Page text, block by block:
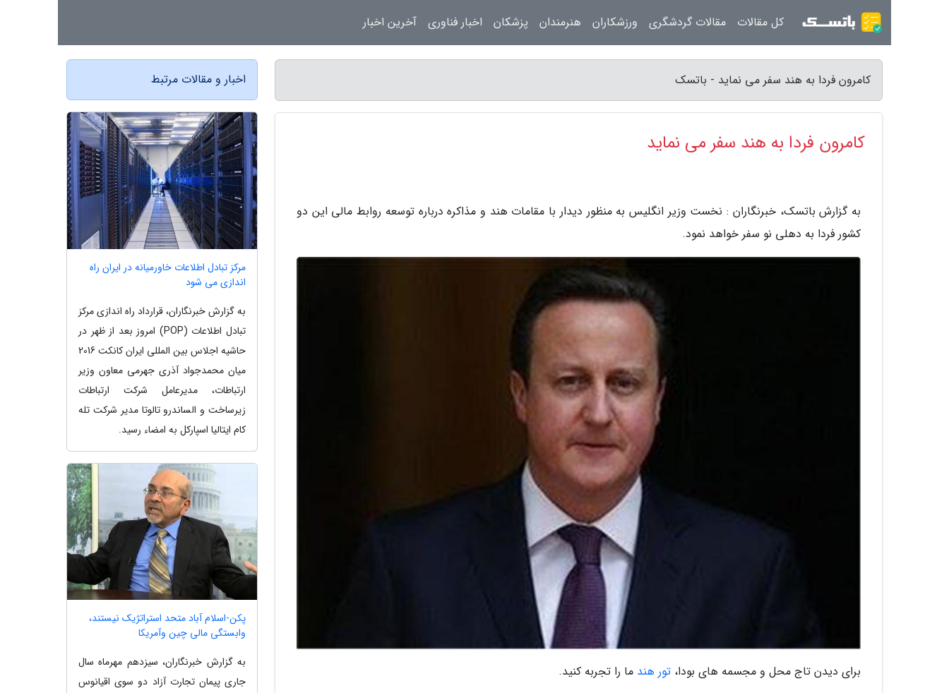
کامرون فردا به هند سفر می نماید - باتسک
کامرون فردا به هند سفر می نماید
به گزارش باتسک، خبرنگاران : نخست وزیر انگلیس به منظور دیدار با مقامات هند و مذاکره درباره توسعه روابط مالی این دو
کشور فردا به دهلی نو سفر خواهد نمود.
برای دیدن تاج محل و مجسمه های بودا، تور هند ما را تجربه کنید.
اخبار و مقالات مرتبط
مرکز تبادل اطلاعات خاورمیانه در ایران راه
اندازی می شود
به گزارش خبرنگاران، قرارداد راه اندازی مرکز
تبادل اطلاعات (POP) امروز بعد از ظهر در
حاشیه اجلاس بین المللی ایران کانکت 2016
میان محمدجواد آذری جهرمی معاون وزیر
ارتباطات، مدیرعامل شرکت ارتباطات
زیرساخت و الساندرو تالوتا مدیر شرکت تله
کام ایتالیا اسپارکل به امضاء رسید.
پکن-اسلام آباد متحد استراتژیک نیستند،
وابستگی مالی چین وآمریکا
به گزارش خبرنگاران، سیزدهم مهرماه سال
جاری پیمان تجارت آزاد دو سوی اقیانوس
کل مقالات مقالات گردشگری ورزشکاران هنرمندان پزشکان اخبار فناوری آخرین اخبار